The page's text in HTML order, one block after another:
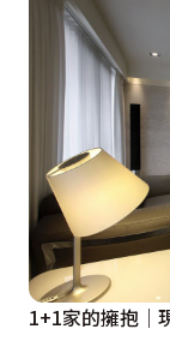
1+1家的擁抱｜